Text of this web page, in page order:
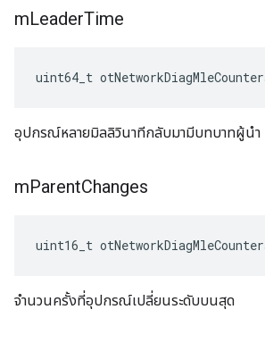
mLeaderTime
uint64_t
อุปกรณ์หลายมิลลิวินาทีกลับมามีบทบาทผู้นำ
mParentChanges
uint16_t
จำนวนครั้งที่อุปกรณ์เปลี่ยนระดับบนสุด